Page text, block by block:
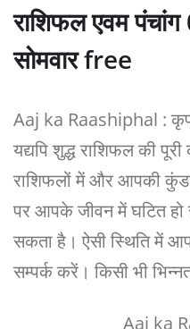
राशिफल एवम
सोमवार free
Aaj ka Raashiphal :
यद्यपि शुद्ध राशिफल की
राशिफलों में और आपकी
पर आपके जीवन में घटित
सकता है। ऐसी स्थिति में
सम्पर्क करें। किसी भी
Aaj ka